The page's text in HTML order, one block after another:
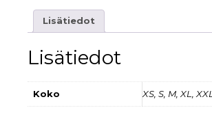
Lisätiedot
Lisätiedot
Koko XS, S, M, XL, XXL